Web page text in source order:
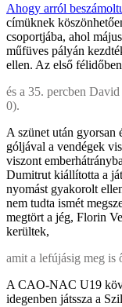
Ahogy arról
címüknek
csoportjába, ahol
műfüves pályán
ellen. Az első
és a 35. percben
0).
A szünet után gyorsan
góljával a vendégek
viszont
Dumitrut kiállította a
nyomást gyakorolt
nem tudta ismét
megtört a jég, Florin
kerültek,
amit a lefújásig meg is
A CAO-NAC U19
idegenben játssza a